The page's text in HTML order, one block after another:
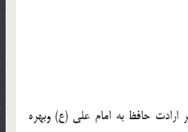
ارادت حافظ به امام علي (ع) وبهره